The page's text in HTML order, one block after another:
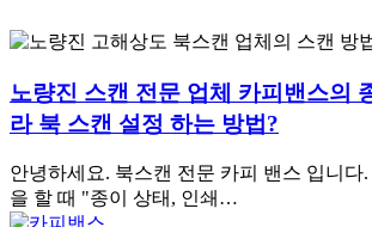
노
진
스
캔
전
문
업
노량진 스캔 전문 업체 카피밴스의
라 북 스캔 설정 하는 방법?
안녕하세요. 북스캔 전문 카피 밴스 입니다
을 할 때 "종이 상태, 인쇄…